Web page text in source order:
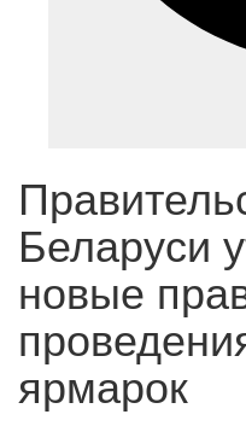
Беларуси
новые
ярмарок